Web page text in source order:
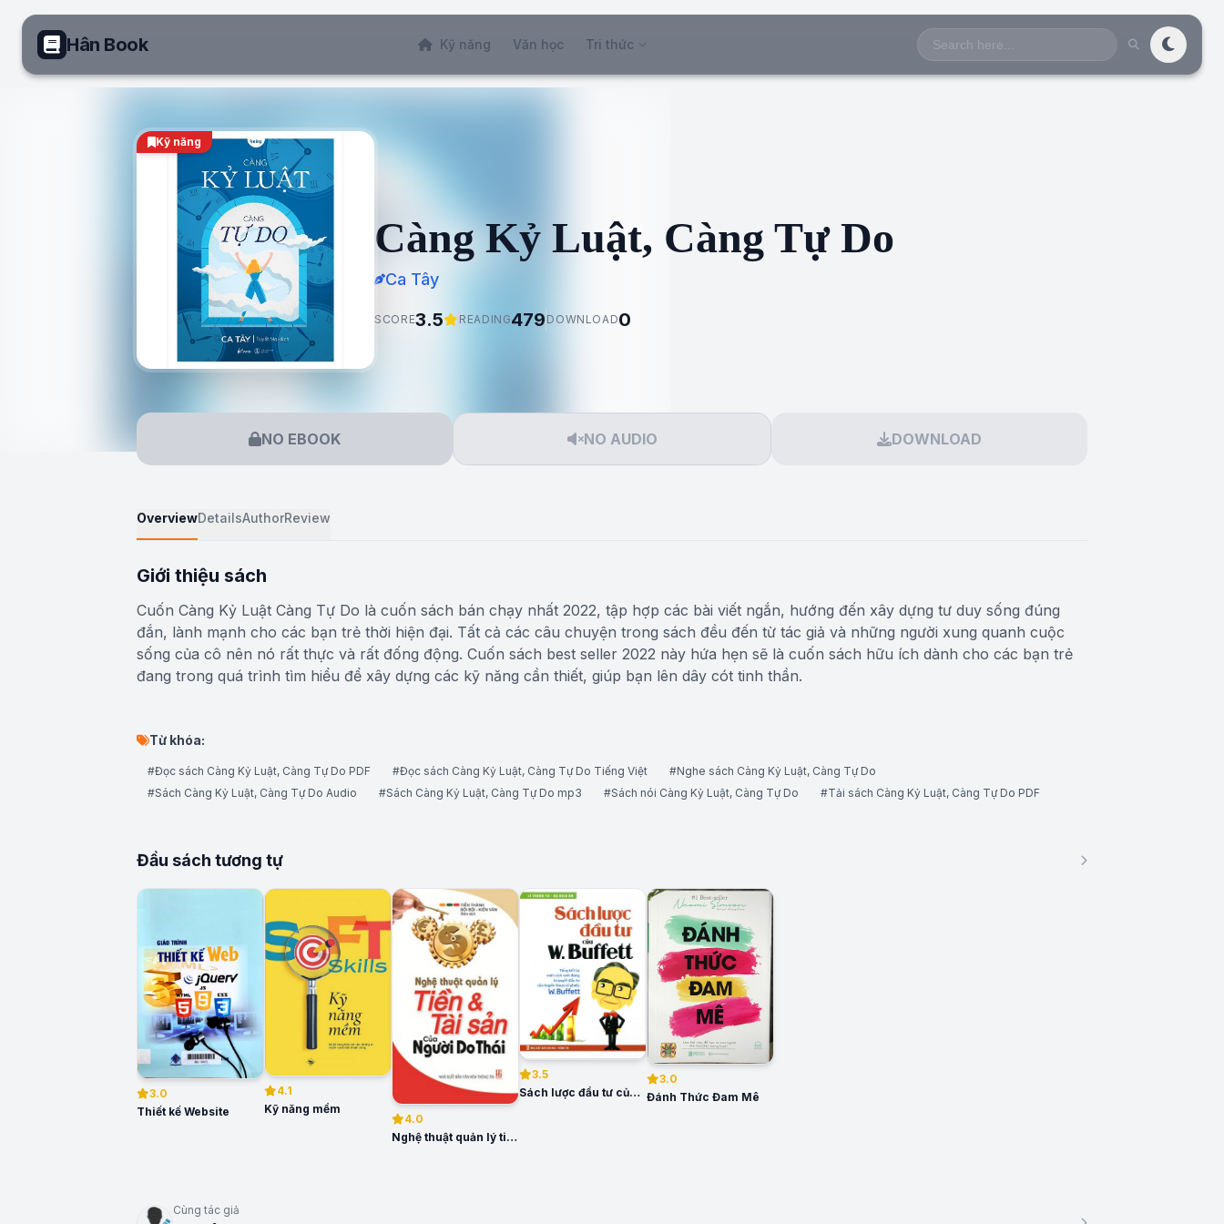
Hân Book Kỹ năng Văn học Tri thức
Search
for:
Kỹ năng
Càng Kỷ Luật, Càng Tự Do
Ca Tây
SCORE3.5 READING479 DOWNLOAD0
NO EBOOK NO AUDIO DOWNLOAD
OverviewDetailsAuthorReview
Giới thiệu sách
Cuốn Càng Kỷ Luật Càng Tự Do là cuốn sách bán chạy nhất 2022, tập hợp các bài viết ngắn, hướng đến xây dựng tư duy sống đúng
đắn, lành mạnh cho các bạn trẻ thời hiện đại. Tất cả các câu chuyện trong sách đều đến từ tác giả và những người xung quanh cuộc
sống của cô nên nó rất thực và rất đống động. Cuốn sách best seller 2022 này hứa hẹn sẽ là cuốn sách hữu ích dành cho các bạn trẻ
đang trong quá trình tìm hiểu để xây dựng các kỹ năng cần thiết, giúp bạn lên dây cót tinh thần.
Từ khóa:
#Đọc sách Càng Kỷ Luật, Càng Tự Do PDF #Đọc sách Càng Kỷ Luật, Càng Tự Do Tiếng Việt
#Nghe sách Càng Kỷ Luật, Càng Tự Do
#Sách Càng Kỷ Luật, Càng Tự Do Audio
#Sách Càng Kỷ Luật, Càng Tự Do mp3 #Sách nói Càng Kỷ Luật, Càng Tự Do #Tải sách Càng Kỷ Luật, Càng Tự Do PDF
Đầu sách tương tự
3.0
Thiết kế Website
4.1
Kỹ năng mềm
4.0
Nghệ thuật quản lý tiền và tài sản của người Do Thái
3.5
Sách lược đầu tư của Warren Buffett
3.0
Đánh Thức Đam Mê
Cùng tác giả